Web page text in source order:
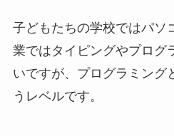
子どもたちの学校ではパソ
業ではタイピングやプログ
いですが、プログラミング
うレベルです。